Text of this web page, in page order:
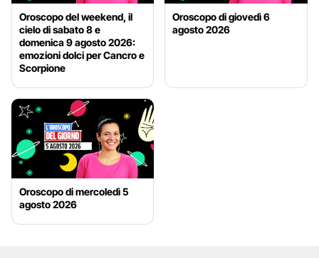
Oroscopo del weekend, il
cielo di sabato 8 e
domenica 9 agosto 2026:
emozioni dolci per Cancro e
Scorpione
Oroscopo di giovedì 6
agosto 2026
Oroscopo di mercoledì 5
agosto 2026